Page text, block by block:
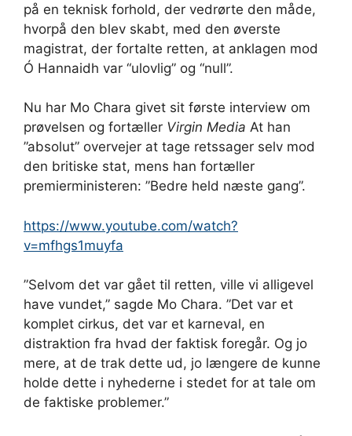
på en teknisk forhold, der vedrørte den måde,
hvorpå den blev skabt, med den øverste
magistrat, der fortalte retten, at anklagen mod
Ó Hannaidh var “ulovlig” og “null”.
Nu har Mo Chara givet sit første interview om
prøvelsen og fortæller Virgin Media At han
”absolut” overvejer at tage retssager selv mod
den britiske stat, mens han fortæller
premierministeren: ”Bedre held næste gang”.
https://www.youtube.com/watch?
v=mfhgs1muyfa
”Selvom det var gået til retten, ville vi alligevel
have vundet,” sagde Mo Chara. ”Det var et
komplet cirkus, det var et karneval, en
distraktion fra hvad der faktisk foregår. Og jo
mere, at de trak dette ud, jo længere de kunne
holde dette i nyhederne i stedet for at tale om
de faktiske problemer.”